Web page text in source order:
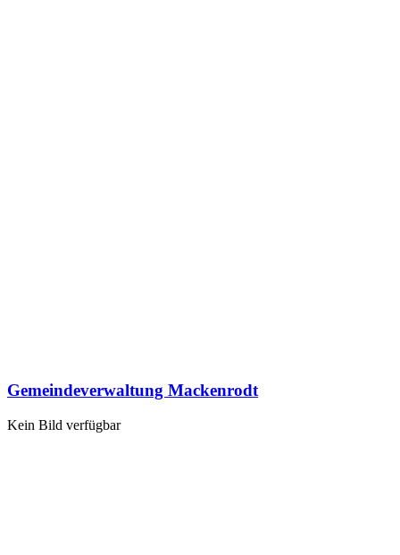
Gemeindeverwaltung Mackenrodt
Kein Bild verfügbar